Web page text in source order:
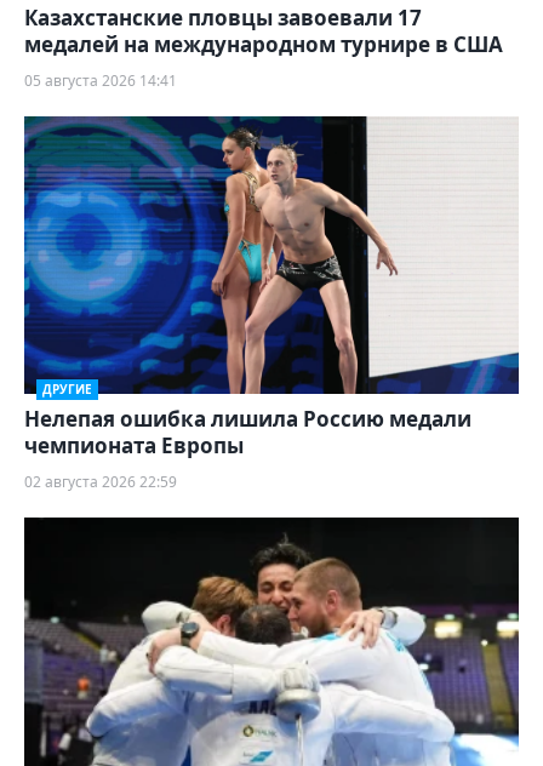
Казахстанские пловцы завоевали 17
медалей на международном турнире в США
05 августа 2026 14:41
ДРУГИЕ
Нелепая ошибка лишила Россию медали
чемпионата Европы
02 августа 2026 22:59